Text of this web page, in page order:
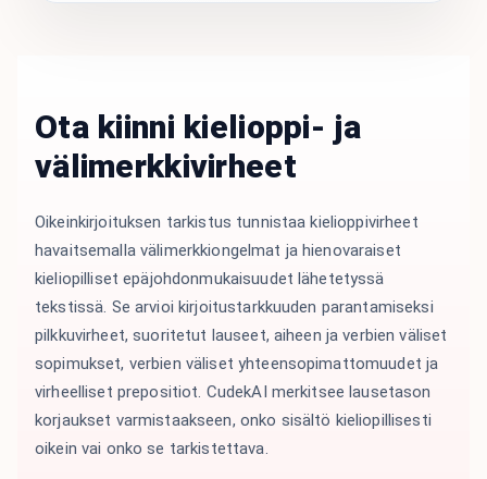
Ota kiinni kielioppi- ja
välimerkkivirheet
Oikeinkirjoituksen tarkistus tunnistaa kielioppivirheet
havaitsemalla välimerkkiongelmat ja hienovaraiset
kieliopilliset epäjohdonmukaisuudet lähetetyssä
tekstissä. Se arvioi kirjoitustarkkuuden parantamiseksi
pilkkuvirheet, suoritetut lauseet, aiheen ja verbien väliset
sopimukset, verbien väliset yhteensopimattomuudet ja
virheelliset prepositiot. CudekAI merkitsee lausetason
korjaukset varmistaakseen, onko sisältö kieliopillisesti
oikein vai onko se tarkistettava.